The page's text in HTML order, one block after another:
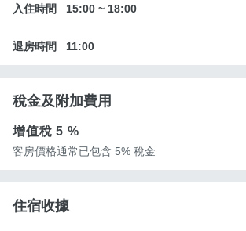
入住時間 15:00 ~ 18:00
退房時間 11:00
稅金及附加費用
增值稅5 %
客房價格通常已包含 5% 稅金
住宿收據